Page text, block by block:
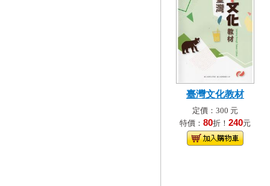
臺灣文化教材
定價：300 元
特價： 80折！ 240元